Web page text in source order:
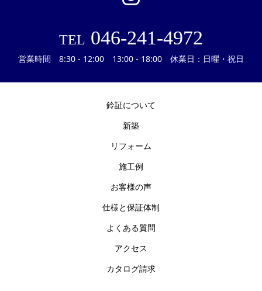
TEL 046-241-4972
営業時間 8:30 - 12:00 13:00 - 18:00 休業日：日曜・祝日
鈴証について
新築
リフォーム
施工例
お客様の声
仕様と保証体制
よくある質問
アクセス
カタログ請求